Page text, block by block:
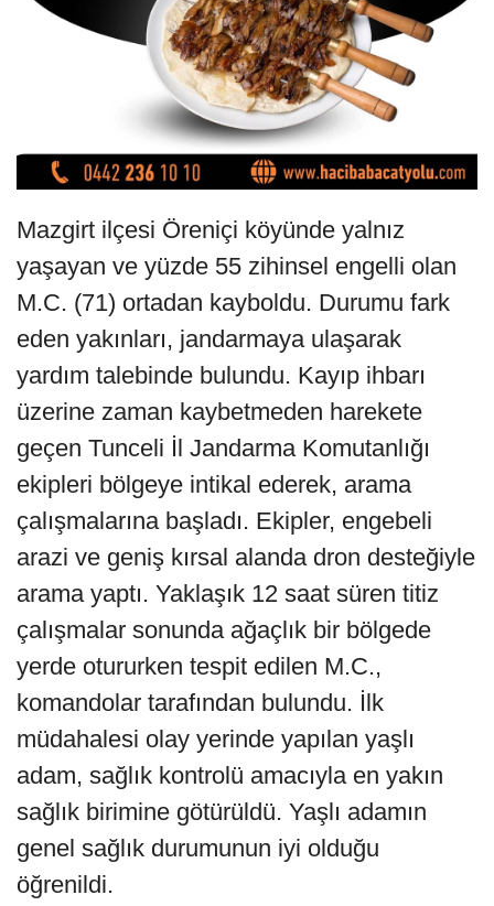
Mazgirt ilçesi Öreniçi köyünde yalnız
yaşayan ve yüzde 55 zihinsel engelli olan
M.C. (71) ortadan kayboldu. Durumu fark
eden yakınları, jandarmaya ulaşarak
yardım talebinde bulundu. Kayıp ihbarı
üzerine zaman kaybetmeden harekete
geçen Tunceli İl Jandarma Komutanlığı
ekipleri bölgeye intikal ederek, arama
çalışmalarına başladı. Ekipler, engebeli
arazi ve geniş kırsal alanda dron desteğiyle
arama yaptı. Yaklaşık 12 saat süren titiz
çalışmalar sonunda ağaçlık bir bölgede
yerde otururken tespit edilen M.C.,
komandolar tarafından bulundu. İlk
müdahalesi olay yerinde yapılan yaşlı
adam, sağlık kontrolü amacıyla en yakın
sağlık birimine götürüldü. Yaşlı adamın
genel sağlık durumunun iyi olduğu
öğrenildi.